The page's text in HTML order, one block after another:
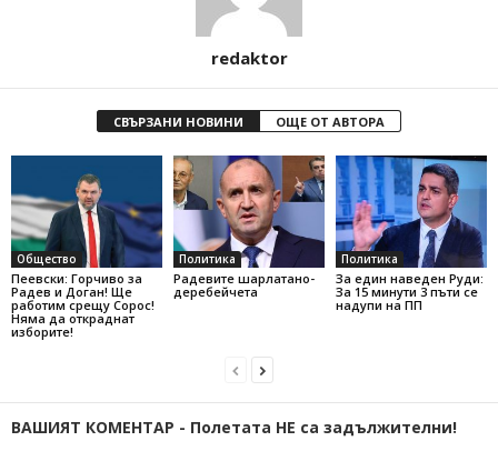
redaktor
СВЪРЗАНИ НОВИНИ ОЩЕ ОТ АВТОРА
Общество
Пеевски: Горчиво за
Радев и Доган! Ще
работим срещу Сорос!
Няма да откраднат
изборите!
Политика
Радевите шарлатано-
деребейчета
Политика
За един наведен Руди:
За 15 минути 3 пъти се
надупи на ПП
ВАШИЯТ КОМЕНТАР - Полетата НЕ са задължителни!